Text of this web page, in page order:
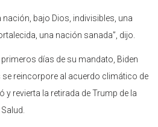
nación, bajo Dios, indivisibles, una
una nación sanada”, dijo.
días de su mandato, Biden
se reincorpore al acuerdo climático de
y revierta la retirada de Trump de la